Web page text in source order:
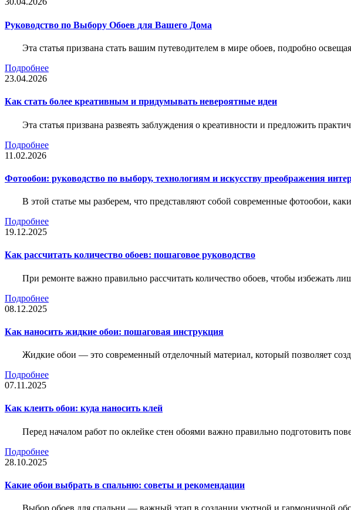
Руководство по Выбору Обоев для Вашего Дома
Эта статья призвана стать вашим путеводителем в мире обоев, подробно
Подробнее
23.04.2026
Как стать более креативным и придумывать невероятные идеи
Эта статья призвана развеять заблуждения о креативности и предложить
Подробнее
11.02.2026
Фотообои: руководство по выбору, технологиям и искусству преображения
В этой статье мы разберем, что представляют собой современные фотообои,
Подробнее
19.12.2025
Как рассчитать количество обоев: пошаговое руководство
При ремонте важно правильно рассчитать количество обоев, чтобы избежать
Подробнее
08.12.2025
Как наносить жидкие обои: пошаговая инструкция
Жидкие обои — это современный отделочный материал, который позволяет
Подробнее
07.11.2025
Как клеить обои: куда наносить клей
Перед началом работ по оклейке стен обоями важно правильно подготовить
Подробнее
28.10.2025
Какие обои выбрать в спальню: советы и рекомендации